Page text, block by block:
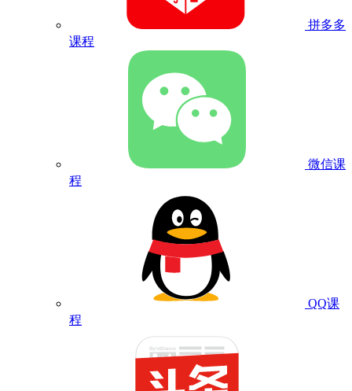
拼多多
课程
微信课
程
QQ课
程